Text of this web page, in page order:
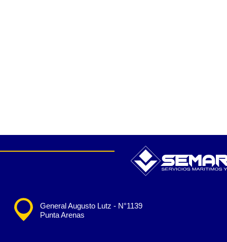
General Augusto Lutz - N°1139
Punta Arenas